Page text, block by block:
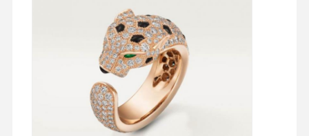
Brincos de ouro de 18 quilates
Broche de ouro 18K
Conjunto de jóias 18K
14K Diamond Bangle
Anel de ouro de 14 quilates